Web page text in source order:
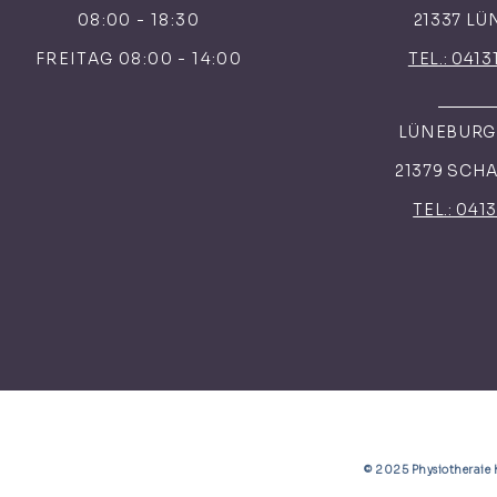
08:00 - 18:30
FREITAG 08:00 - 14:00
21337
TEL.:
21379
TEL.:
© 2025 Physiotheraie